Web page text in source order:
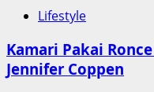
Perhatian
Akad
Jennifer
Lifestyle
Kamari Pakai
Jennifer Coppen